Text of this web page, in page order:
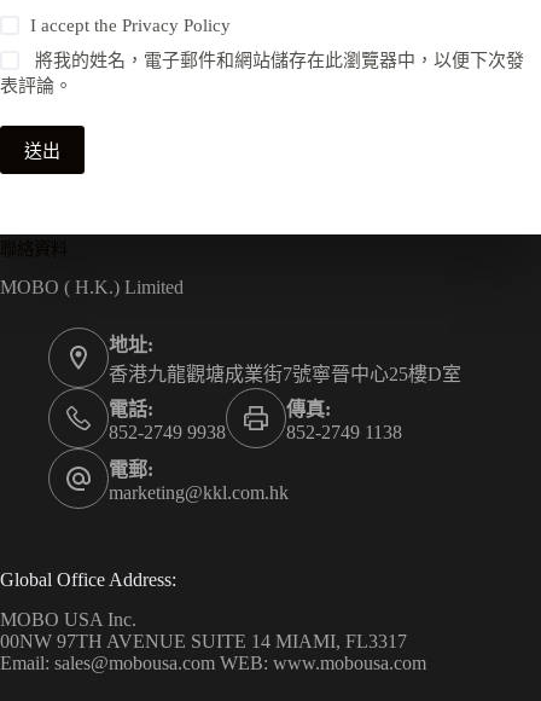
I accept thePrivacy Policy
將我的姓名，電子郵件和網站儲存在此瀏覽器中，以便下次發
表評論。
送出
MOBO ( H.K.) Limited
地址:
香港九龍觀塘成業街7號寧晉中心25樓D室
電話:
852-2749 9938
傳真:
852-2749 1138
電郵:
marketing@kkl.com.hk
Global Office Address:
MOBO USA Inc.
00NW 97TH AVENUE SUITE 14 MIAMI, FL3317
Email: sales@mobousa.com WEB: www.mobousa.com